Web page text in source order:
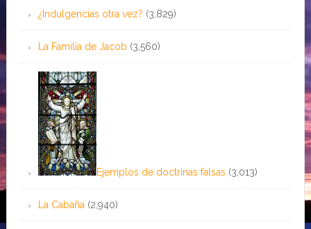
¿Indulgencias otra vez? (3,829)
La Familia de Jacob (3,560)
Ejemplos de doctrinas falsas (3,013)
La Cabaña (2,940)